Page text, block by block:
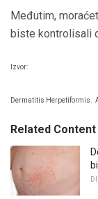
Međutim,
biste kontrolisali
Izvor:
Dermatitis Herpetiformis.
Related Content